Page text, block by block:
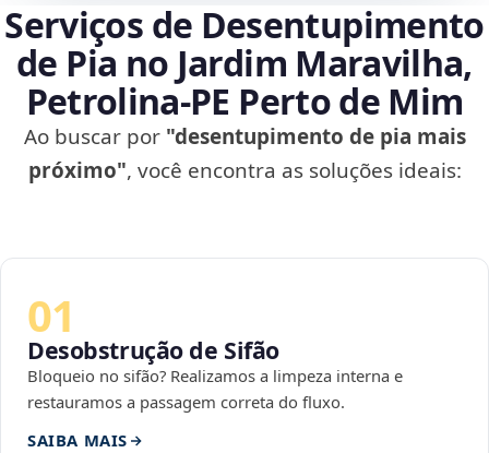
Serviços de Desentupimento
de Pia no Jardim Maravilha,
Petrolina‑PE Perto de Mim
Ao buscar por "desentupimento de pia mais
próximo", você encontra as soluções ideais:
01
Desobstrução de Sifão
Bloqueio no sifão? Realizamos a limpeza interna e
restauramos a passagem correta do fluxo.
SAIBA MAIS